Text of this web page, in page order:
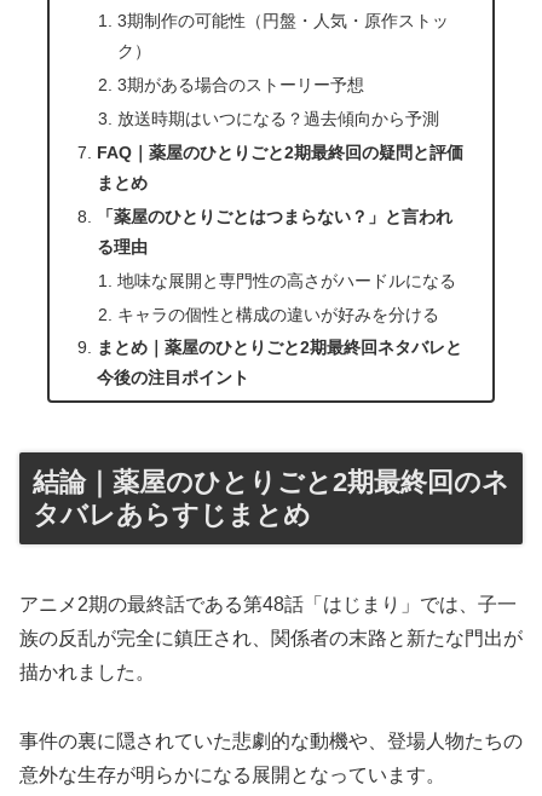
3期制作の可能性（円盤・人気・原作ストッ
ク）
3期がある場合のストーリー予想
放送時期はいつになる？過去傾向から予測
FAQ｜薬屋のひとりごと2期最終回の疑問と評価
まとめ
「薬屋のひとりごとはつまらない？」と言われ
る理由
地味な展開と専門性の高さがハードルになる
キャラの個性と構成の違いが好みを分ける
まとめ｜薬屋のひとりごと2期最終回ネタバレと
今後の注目ポイント
結論｜薬屋のひとりごと2期最終回のネ
タバレあらすじまとめ
アニメ2期の最終話である第48話「はじまり」では、子一
族の反乱が完全に鎮圧され、関係者の末路と新たな門出が
描かれました。
事件の裏に隠されていた悲劇的な動機や、登場人物たちの
意外な生存が明らかになる展開となっています。